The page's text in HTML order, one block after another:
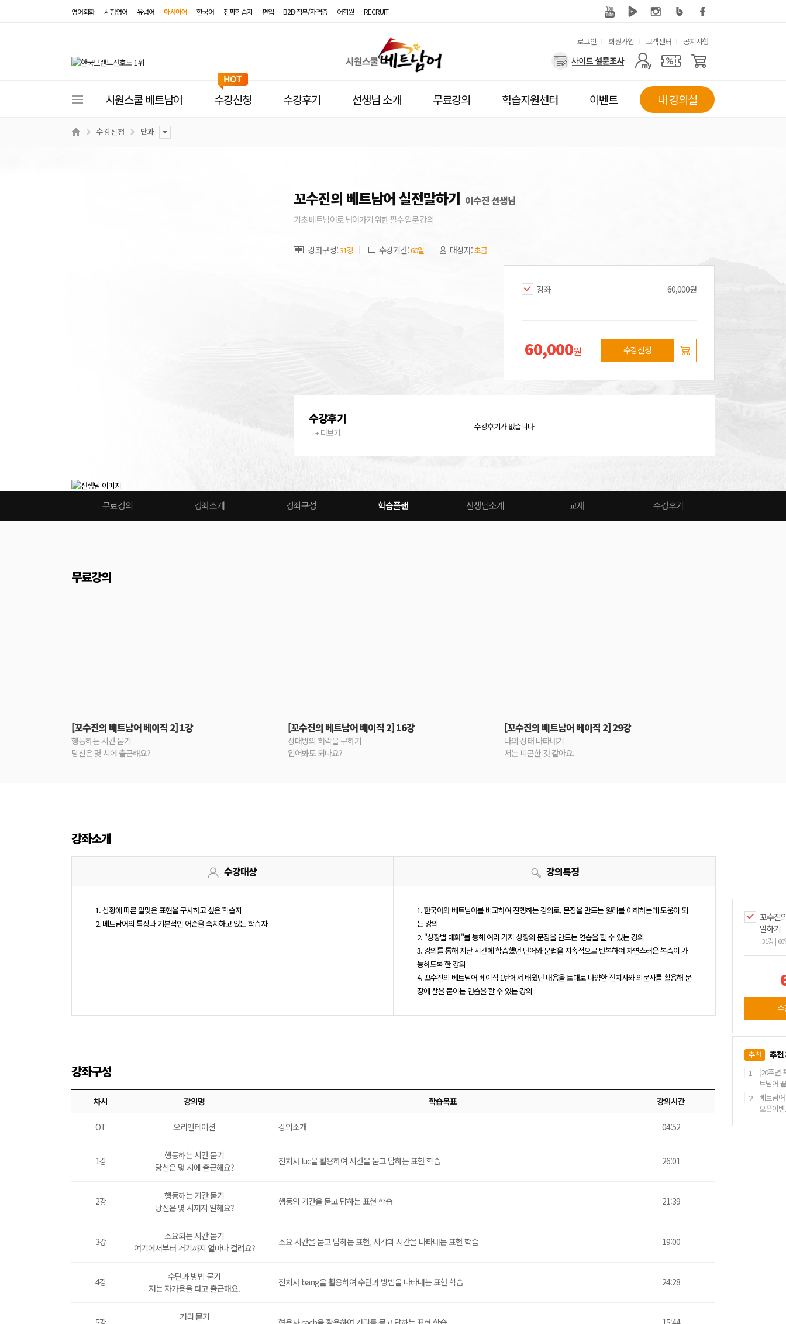
영어회화 시험영어 유럽어 아시아어 한국어 진짜학습지 편입 B2B·직무/자격증 어학원 RECRUIT
스
어
유
용
로그인 회원가입 고객센터 공지사항
사
자
메
이
메
시원스쿨 베트남어 수강신청 수강후기 선생님 소개 무료강의 학습지원센터 이벤트 내 강의실
수강신청 단과
꼬수진의 베트남어 실전말하기 이수진 선생님
기초 베트남어로 넘어가기 위한 필수 입문 강의
강좌구성:31강 수강기간:60일 대상자:초급
강좌 60,000원
60,000원 수강신청
장바구니
수강후기
+ 더보기
수강후기가 없습니다
무료강의 강좌소개 강좌구성 학습플랜 선생님소개 교재 수강후기
무료강의
[꼬수진의 베트남어 베이직 2] 1강
행동하는 시간 묻기
당신은 몇 시에 출근해요?
[꼬수진의 베트남어 베이직 2] 16강
상대방의 허락을 구하기
입어봐도 되나요?
[꼬수진의 베트남어 베이직 2] 29강
나의 상태 나타내기
저는 피곤한 것 같아요.
강좌소개
수강대상
1. 상황에 따른 알맞은 표현을 구사하고 싶은 학습자
2. 베트남어의 특징과 기본적인 어순을 숙지하고 있는 학습자
강의특징
1. 한국어와 베트남어를 비교하여 진행하는 강의로, 문장을 만드는 원리를 이해하는데 도움이 되
는 강의
2. "상황별 대화"를 통해 여러 가지 상황의 문장을 만드는 연습을 할 수 있는 강의
3. 강의를 통해 지난 시간에 학습했던 단어와 문법을 지속적으로 반복하여 자연스러운 복습이 가
능하도록 한 강의
4. 꼬수진의 베트남어 베이직 1탄에서 배웠던 내용을 토대로 다양한 전치사와 의문사를 활용해 문
장에 살을 붙이는 연습을 할 수 있는 강의
강좌구성
차시 강의명 학습목표 강의시간
OT 오리엔테이션 강의소개 04:52
1강
행동하는 시간 묻기
당신은 몇 시에 출근해요?
전치사 luc을 활용하여 시간을 묻고 답하는 표현 학습 26:01
2강
행동하는 기간 묻기
당신은 몇 시까지 일해요?
행동의 기간을 묻고 답하는 표현 학습 21:39
3강
소요되는 시간 묻기
여기에서부터 거기까지 얼마나 걸려요?
소요 시간을 묻고 답하는 표현, 시각과 시간을 나타내는 표현 학습 19:00
4강
수단과 방법 묻기
저는 자가용을 타고 출근해요.
전치사 bang을 활용하여 수단과 방법을 나타내는 표현 학습 24:28
거리 묻기
꼬수진
말하기
31강 60
추천 추천
1
[20주년
트남어
2
베트남
오픈이